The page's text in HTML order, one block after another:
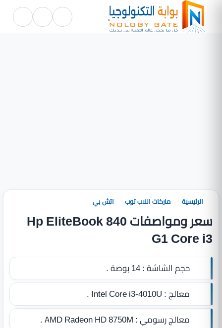
الرئيسية ماركات اللاب توب اتش بي
سعر ومواصفات Hp EliteBook 840
G1 Core i3
حجم الشاشة :14 بوصة .
معالج :Intel Core i3-4010U .
معالج رسومي :AMD Radeon HD 8750M .